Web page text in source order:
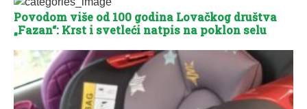
Povodom više od 100 godina Lovačkog društva
„Fazan“: Krst i svetleći natpis na poklon selu